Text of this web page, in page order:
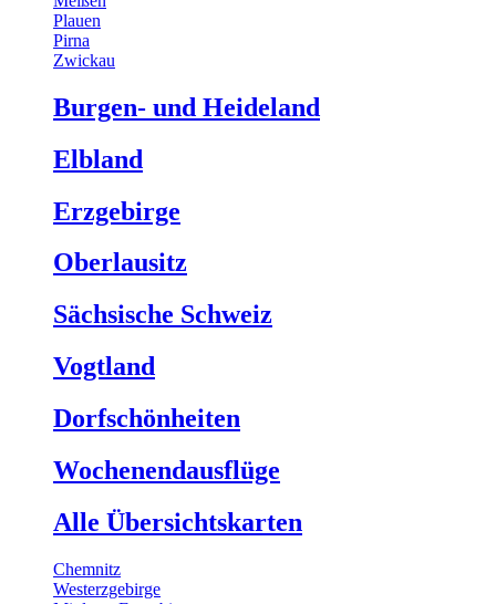
Plauen
Pirna
Zwickau
Burgen- und Heideland
Elbland
Erzgebirge
Oberlausitz
Sächsische Schweiz
Vogtland
Dorfschönheiten
Wochenendausflüge
Alle Übersichtskarten
Chemnitz
Westerzgebirge